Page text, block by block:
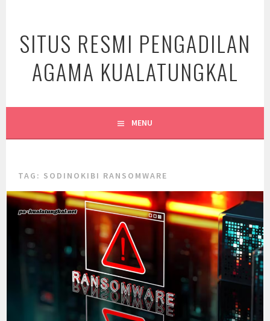
content
SITUS RESMI PENGADILAN
AGAMA KUALATUNGKAL
MENU
TAG: SODINOKIBI RANSOMWARE